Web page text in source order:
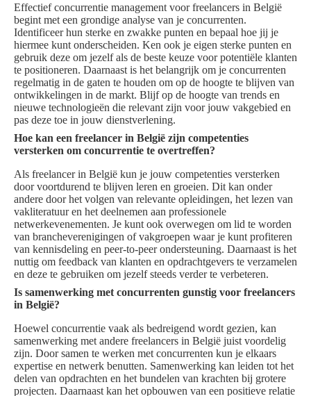
Effectief concurrentie management voor freelancers in België
begint met een grondige analyse van je concurrenten.
Identificeer hun sterke en zwakke punten en bepaal hoe jij je
hiermee kunt onderscheiden. Ken ook je eigen sterke punten en
gebruik deze om jezelf als de beste keuze voor potentiële klanten
te positioneren. Daarnaast is het belangrijk om je concurrenten
regelmatig in de gaten te houden om op de hoogte te blijven van
ontwikkelingen in de markt. Blijf op de hoogte van trends en
nieuwe technologieën die relevant zijn voor jouw vakgebied en
pas deze toe in jouw dienstverlening.
Hoe kan een freelancer in België zijn competenties
versterken om concurrentie te overtreffen?
Als freelancer in België kun je jouw competenties versterken
door voortdurend te blijven leren en groeien. Dit kan onder
andere door het volgen van relevante opleidingen, het lezen van
vakliteratuur en het deelnemen aan professionele
netwerkevenementen. Je kunt ook overwegen om lid te worden
van brancheverenigingen of vakgroepen waar je kunt profiteren
van kennisdeling en peer-to-peer ondersteuning. Daarnaast is het
nuttig om feedback van klanten en opdrachtgevers te verzamelen
en deze te gebruiken om jezelf steeds verder te verbeteren.
Is samenwerking met concurrenten gunstig voor freelancers
in België?
Hoewel concurrentie vaak als bedreigend wordt gezien, kan
samenwerking met andere freelancers in België juist voordelig
zijn. Door samen te werken met concurrenten kun je elkaars
expertise en netwerk benutten. Samenwerking kan leiden tot het
delen van opdrachten en het bundelen van krachten bij grotere
projecten. Daarnaast kan het opbouwen van een positieve relatie